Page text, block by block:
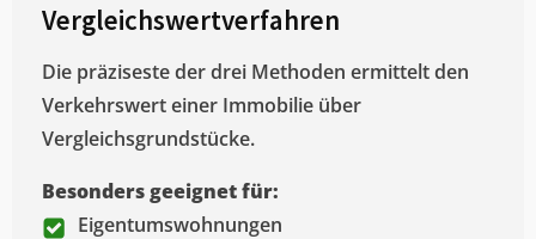
Vergleichswertverfahren
Die präziseste der drei Methoden ermittelt den
Verkehrswert einer Immobilie über
Vergleichsgrundstücke.
Besonders geeignet für:
Eigentumswohnungen